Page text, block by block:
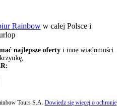
Rainbow w całej Polsce i
najlepsze oferty i inne wiadomości
Tours S.A. Dowiedz się więcej o ochronie